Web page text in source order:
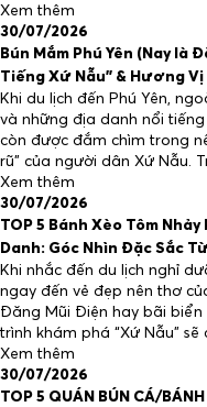
Xem thêm
30/07/2026
Bún Mắm Phú Yên (Nay là
Tiếng Xứ Nẫu” & Hương Vị
Khi du lịch đến Phú Yên,
và những địa danh nổi
còn được đắm chìm trong
rũ” của người dân Xứ Nẫu.
Xem thêm
30/07/2026
TOP 5 Bánh Xèo Tôm
Danh: Góc Nhìn Đặc Sắc
Khi nhắc đến du lịch nghỉ
ngay đến vẻ đẹp nên thơ
Đăng Mũi Điện hay bãi biển
trình khám phá “Xứ Nẫu”
Xem thêm
30/07/2026
TOP 5 QUÁN BÚN CÁ/